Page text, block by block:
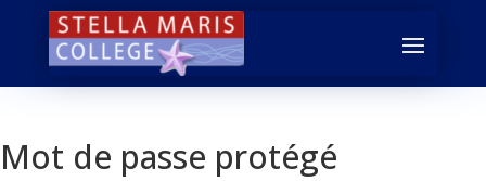
Mot de passe protégé